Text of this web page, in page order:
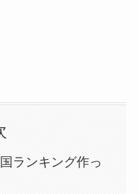
ランキング作っ